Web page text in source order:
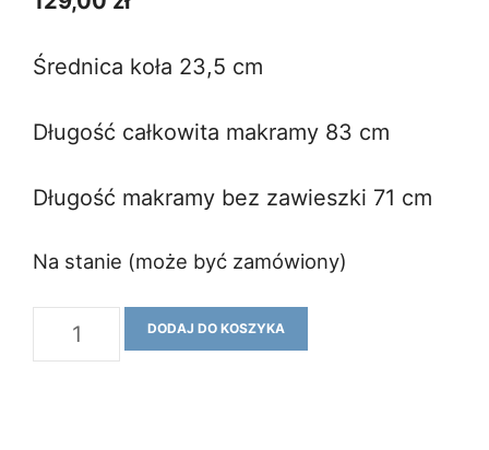
Średnica koła 23,5 cm
Długość całkowita makramy 83 cm
Długość makramy bez zawieszki 71 cm
Na stanie (może być zamówiony)
ilość
ART
DODAJ DO KOSZYKA